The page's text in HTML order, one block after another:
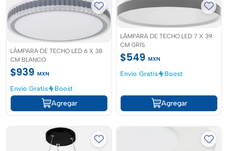
LÁMPARA DE TECHO LED 6 X 38
CM BLANCO
$939 MXN
Envío Gratis
Boost
Agregar
LÁMPARA DE TECHO LED 7 X 39
CM GRIS
$549 MXN
Envío Gratis
Boost
Agregar